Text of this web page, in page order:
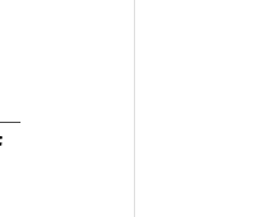
País Brasil en Twitter
El País Brasil en Instagram
El País Brasil en